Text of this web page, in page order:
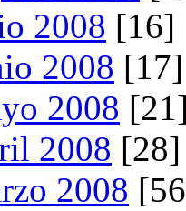
2008 [16]
2008 [17]
2008 [21]
2008 [28]
2008